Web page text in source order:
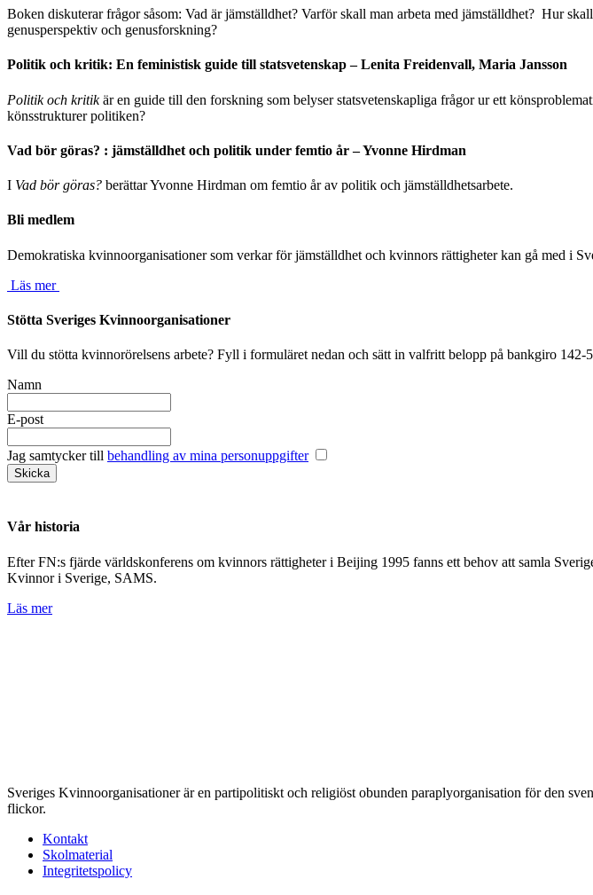
Boken diskuterar frågor såsom: Vad är jämställdhet? Varför skall man arbeta med jämställdhet? Hur
genusperspektiv och genusforskning?
Politik och kritik: En feministisk guide till statsvetenskap – Lenita Freidenvall, Maria Jansson
Politik och kritikär en guide till den forskning som belyser statsvetenskapliga frågor ur ett
könsstrukturer politiken?
Vad bör göras? : jämställdhet och politik under femtio år – Yvonne Hirdman
I Vad bör göras? berättar Yvonne Hirdman om femtio år av politik och jämställdhetsarbete.
Bli medlem
Demokratiska kvinnoorganisationer som verkar för jämställdhet och kvinnors rättigheter kan gå med i
Läs mer
Stötta Sveriges Kvinnoorganisationer
Vill du stötta kvinnorörelsens arbete? Fyll i formuläret nedan och sätt in valfritt belopp på bankgiro
Namn
E-post
Jag samtycker till behandling av mina personuppgifter
Vår historia
Efter FN:s fjärde världskonferens om kvinnors rättigheter i Beijing 1995 fanns ett behov att samla
Kvinnor i Sverige, SAMS.
Läs mer
Sveriges Kvinnoorganisationer är en partipolitiskt och religiöst obunden paraplyorganisation för den
flickor.
Kontakt
Skolmaterial
Integritetspolicy